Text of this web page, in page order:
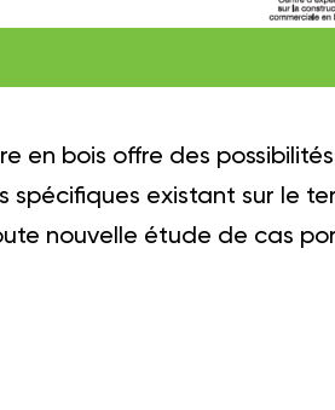
en bois offre des
spécifiques existant sur le
nouvelle étude de cas